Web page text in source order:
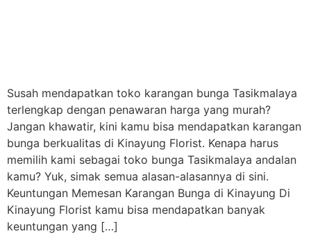
Susah mendapatkan toko karangan bunga Tasikmalaya
terlengkap dengan penawaran harga yang murah?
Jangan khawatir, kini kamu bisa mendapatkan karangan
bunga berkualitas di Kinayung Florist. Kenapa harus
memilih kami sebagai toko bunga Tasikmalaya andalan
kamu? Yuk, simak semua alasan-alasannya di sini.
Keuntungan Memesan Karangan Bunga di Kinayung Di
Kinayung Florist kamu bisa mendapatkan banyak
keuntungan yang […]